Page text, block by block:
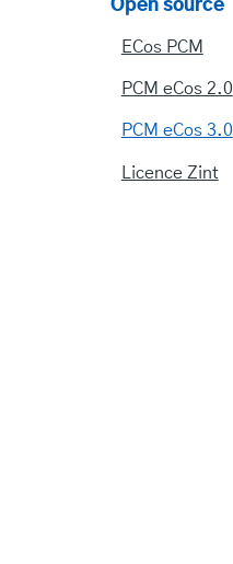
Open source
ECos PCM
PCM eCos 2.0
PCM eCos 3.0
Licence Zint